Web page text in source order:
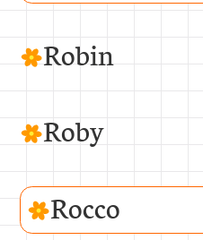
Robin
Roby
Rocco